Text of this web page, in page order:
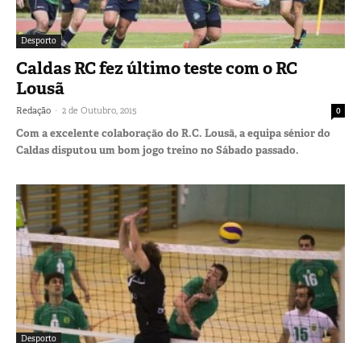
Desporto
Caldas RC fez último teste com o RC
Lousã
Redação - 2 de Outubro, 2015 0
Com a excelente colaboração do R.C. Lousã, a equipa sénior do
Caldas disputou um bom jogo treino no Sábado passado.
Desporto